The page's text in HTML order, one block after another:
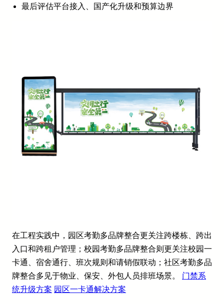
最后评估平台接入、国产化升级和预算边界
在工程实践中，园区考勤多品牌整合更关注跨楼栋、跨出
入口和跨租户管理；校园考勤多品牌整合则更关注校园一
卡通、宿舍通行、班次规则和请销假联动；社区考勤多品
牌整合多见于物业、保安、外包人员排班场景。 门禁系
统升级方案 园区一卡通解决方案